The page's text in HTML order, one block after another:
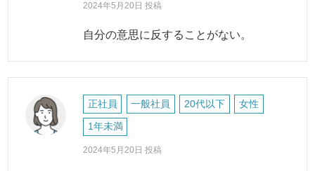
2024年5月20日 投稿
自分の意思に反することがない。
正社員 一般社員 20代以下 女性
1年未満
2024年5月20日 投稿